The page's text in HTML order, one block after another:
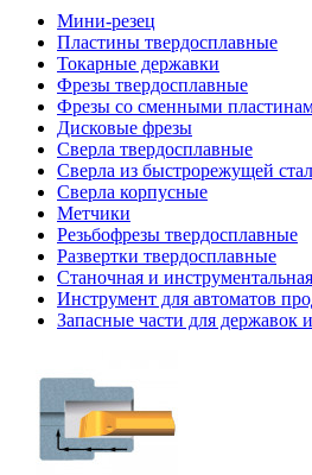
Мини-резец
Пластины твердосплавные
Токарные державки
Фрезы твердосплавные
Фрезы со сменными
Дисковые фрезы
Сверла твердосплавные
Сверла из быстрорежущей
Сверла корпусные
Метчики
Резьбофрезы твердосплавные
Развертки твердосплавные
Станочная и
Инструмент для автоматов
Запасные части для державок